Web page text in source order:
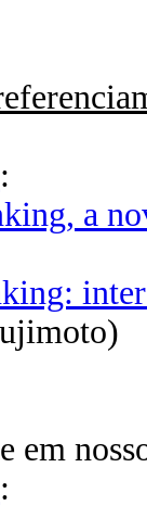
:
a
em
: